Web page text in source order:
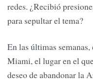
redes. ¿Recibió
para sepultar el tema?
En las últimas
Miami, el lugar en el
deseo de abandonar la